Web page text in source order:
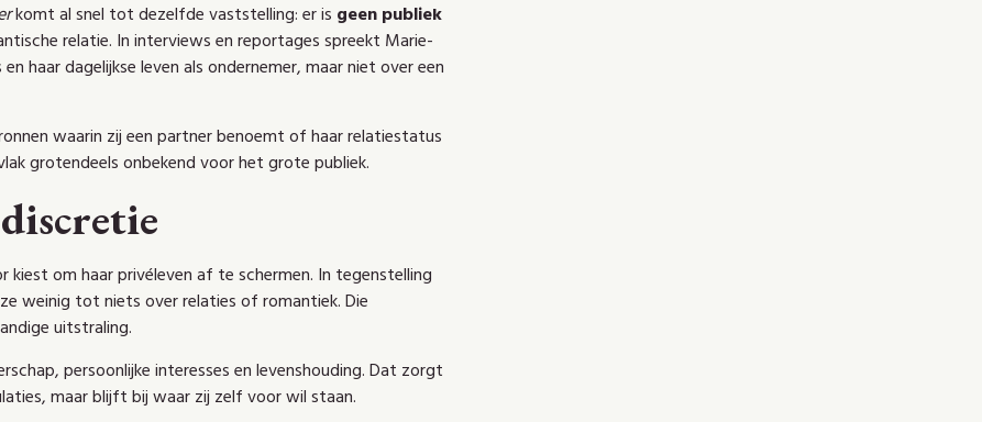
komt al snel tot dezelfde vaststelling: er is geen publiek
relatie. In interviews en reportages spreekt Marie-
haar dagelijkse leven als ondernemer, maar niet over een
waarin zij een partner benoemt of haar relatiestatus
grotendeels onbekend voor het grote publiek.
om haar privéleven af te schermen. In tegenstelling
weinig tot niets over relaties of romantiek. Die
uitstraling.
persoonlijke interesses en levenshouding. Dat zorgt
maar blijft bij waar zij zelf voor wil staan.